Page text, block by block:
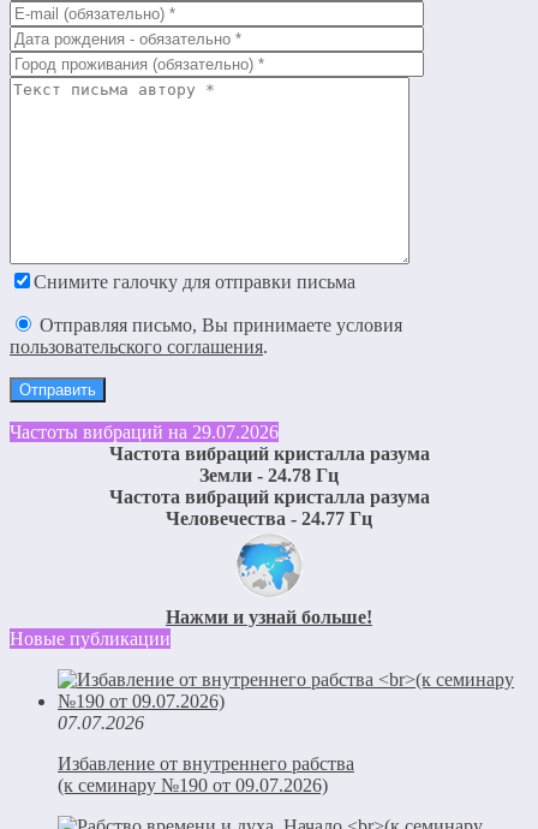
Снимите галочку для отправки письма
Отправляя письмо, Вы принимаете условия
пользовательского соглашения.
Частоты вибраций на 29.07.2026
Частота вибраций кристалла разума
Земли - 24.78 Гц
Частота вибраций кристалла разума
Человечества - 24.77 Гц
Нажми и узнай больше!
Новые публикации
07.07.2026
Избавление от внутреннего рабства
(к семинару №190 от 09.07.2026)